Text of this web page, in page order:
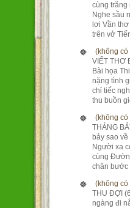
cùng
Nghe sầu
lơi Vần
trên vở
(không có
VIẾT THƠ
Bài họa
nặng tình
chỉ tiếc
thu buồn
(không có
THÁNG
bảy sao
Người xa
cùng
chân bước
(không có
THU ĐỢI
ngàng đi